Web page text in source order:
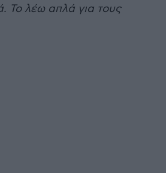
Το λέω απλά για τους